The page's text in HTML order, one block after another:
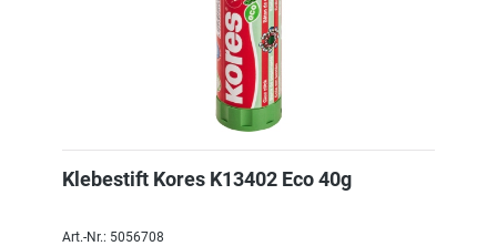
Klebestift Kores K13402 Eco 40g
Art.-Nr.: 5056708